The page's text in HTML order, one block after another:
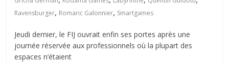
Ravensburger, Romaric Galonnier, Smartgames
Jeudi dernier, le FIJ ouvrait enfin ses portes après une
journée réservée aux professionnels où la plupart des
espaces n’étaient